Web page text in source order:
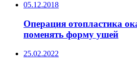
05.12.2018
Операция отопластика
поменять форму ушей
25.02.2022